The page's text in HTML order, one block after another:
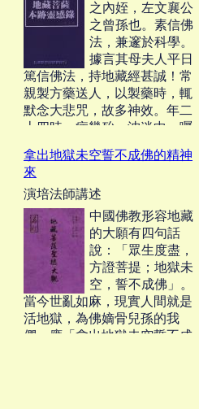
之內姪，左文襄公
之曾孫也。素信佛
法，兼邃於科學。
據言其母夫人平日
篤信佛法，持地藏經甚誠！常
親製方藥送人，以製藥時，輒
默念大悲咒，故多神效。年二
十四時，病幾殆，沈迷中，囑
日，母夢見地藏王菩薩，如高
僧狀，披袈裟，手持錫杖，告
之曰：「汝壽算已盡，因念汝
誠篤，多行善事，延壽一
紀。」病即霍然，後果以三十
六歲善終。‧‧‧
拿出地獄未空誓不成佛的精神
來
演培法師講述
中國佛教形容地藏
的大願有四句話
說：「眾生度盡，
方證菩提；地獄未
空，誓不成佛」。
當今世亂如麻，現實人間就是
活地獄，為佛嫡骨兒孫的我
們，應「拿出地獄未空誓不成